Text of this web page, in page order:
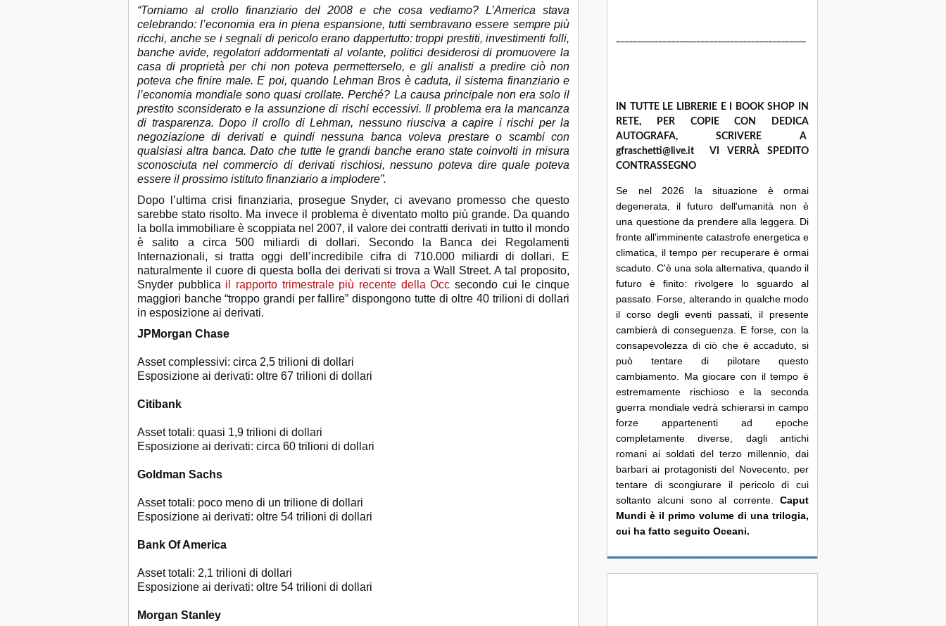
“Torniamo al crollo finanziario del 2008 e che cosa vediamo? L’America stava
celebrando: l’economia era in piena espansione, tutti sembravano essere sempre più
ricchi, anche se i segnali di pericolo erano dappertutto: troppi prestiti, investimenti folli,
banche avide, regolatori addormentati al volante, politici desiderosi di promuovere la
casa di proprietà per chi non poteva permetterselo, e gli analisti a predire ciò non
poteva che finire male. E poi, quando Lehman Bros è caduta, il sistema finanziario e
l’economia mondiale sono quasi crollate. Perché? La causa principale non era solo il
prestito sconsiderato e la assunzione di rischi eccessivi. Il problema era la mancanza
di trasparenza. Dopo il crollo di Lehman, nessuno riusciva a capire i rischi per la
negoziazione di derivati ​​e quindi nessuna banca voleva prestare o scambi con
qualsiasi altra banca. Dato che tutte le grandi banche erano state coinvolti in misura
sconosciuta nel commercio di derivati ​​rischiosi, nessuno poteva dire quale poteva
essere il prossimo istituto finanziario a implodere”.
Dopo l’ultima crisi finanziaria, prosegue Snyder, ci avevano promesso che questo
sarebbe stato risolto. Ma invece il problema è diventato molto più grande. Da quando
la bolla immobiliare è scoppiata nel 2007, il valore dei contratti derivati ​​in tutto il mondo
è salito a circa 500 miliardi di dollari. Secondo la Banca dei Regolamenti
Internazionali, si tratta oggi dell’incredibile cifra di 710.000 miliardi di dollari. E
naturalmente il cuore di questa bolla dei derivati si trova a Wall Street. A tal proposito,
Snyder pubblica il rapporto trimestrale più recente della Occ secondo cui le cinque
maggiori banche “troppo grandi per fallire” dispongono tutte di oltre 40 trilioni di dollari
in esposizione ai derivati.
JPMorgan Chase
Asset complessivi: circa 2,5 trilioni di dollari
Esposizione ai derivati: oltre 67 trilioni di dollari
Citibank
Asset totali: quasi 1,9 trilioni di dollari
Esposizione ai derivati: circa 60 trilioni di dollari
Goldman Sachs
Asset totali: poco meno di un trilione di dollari
Esposizione ai derivati: oltre 54 trilioni di dollari
Bank Of America
Asset totali: 2,1 trilioni di dollari
Esposizione ai derivati: oltre 54 trilioni di dollari
Morgan Stanley
IN TUTTE LE LIBRERIE E I BOOK SHOP IN
RETE, PER COPIE CON DEDICA
AUTOGRAFA, SCRIVERE A
gfraschetti@live.it VI VERRÀ SPEDITO
CONTRASSEGNO
Se nel 2026 la situazione è ormai
degenerata, il futuro dell'umanità non è
una questione da prendere alla leggera. Di
fronte all'imminente catastrofe energetica e
climatica, il tempo per recuperare è ormai
scaduto. C'è una sola alternativa, quando il
futuro è finito: rivolgere lo sguardo al
passato. Forse, alterando in qualche modo
il corso degli eventi passati, il presente
cambierà di conseguenza. E forse, con la
consapevolezza di ciò che è accaduto, si
può tentare di pilotare questo
cambiamento. Ma giocare con il tempo è
estremamente rischioso e la seconda
guerra mondiale vedrà schierarsi in campo
forze appartenenti ad epoche
completamente diverse, dagli antichi
romani ai soldati del terzo millennio, dai
barbari ai protagonisti del Novecento, per
tentare di scongiurare il pericolo di cui
soltanto alcuni sono al corrente. Caput
Mundi è il primo volume di una trilogia,
cui ha fatto seguito Oceani.